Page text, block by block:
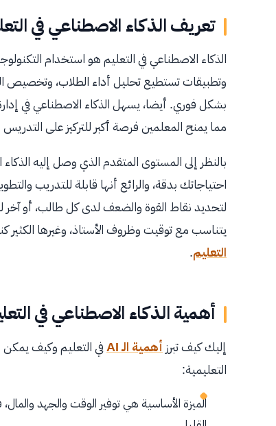
تعريف الذكاء الاصطناعي في
الذكاء الاصطناعي في التعليم هو استخدام
وتطبيقات تستطيع تحليل أداء الطلاب،
بشكل فوري. أيضا، يسهل الذكاء الاصطناعي في
مما يمنح المعلمين فرصة أكبر للتركيز على
بالنظر إلى المستوى المتقدم الذي وصل إليه
احتياجاتك بدقة، والرائع أنها قابلة للتدريب
لتحديد نقاط القوة والضعف لدى كل طالب، أو
يتناسب مع توقيت وظروف الأستاذ، وغيرها الكثير
التعليم.
أهمية الذكاء الاصطناعي في
إليك كيف تبرز أهمية الـ AI
في التعليم وكيف يمكن
التعليمية:
الميزة الأساسية هي توفير الوقت والجهد